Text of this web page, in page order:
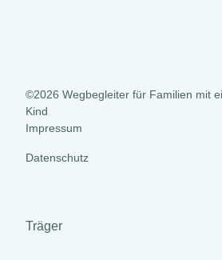
©2026 Wegbegleiter für Familien mit
Kind
Impressum
Datenschutz
Träger